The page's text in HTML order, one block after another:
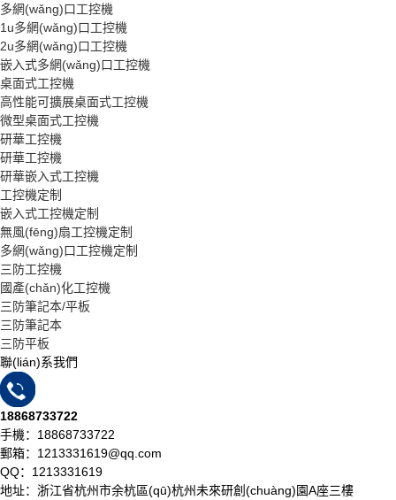
多網(wǎng)口工控機
1u多網(wǎng)口工控機
2u多網(wǎng)口工控機
嵌入式多網(wǎng)口工控機
桌面式工控機
高性能可擴展桌面式工控機
微型桌面式工控機
研華工控機
研華工控機
研華嵌入式工控機
工控機定制
嵌入式工控機定制
無風(fēng)扇工控機定制
多網(wǎng)口工控機定制
三防工控機
國產(chǎn)化工控機
三防筆記本/平板
三防筆記本
三防平板
聯(lián)系我們
18868733722
手機：18868733722
郵箱：1213331619@qq.com
QQ：1213331619
地址：浙江省杭州市余杭區(qū)杭州未來研創(chuàng)園A座三樓